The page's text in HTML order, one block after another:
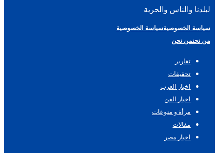
لبلدنا والناس والحرية
سياسة الخصوصيةسياسة الخصوصية
من نحنمن نحن
تقارير
تحقيقات
اخبار العرب
اخبار الفن
مرأة و منوعات
مقالات
اخبار مصر